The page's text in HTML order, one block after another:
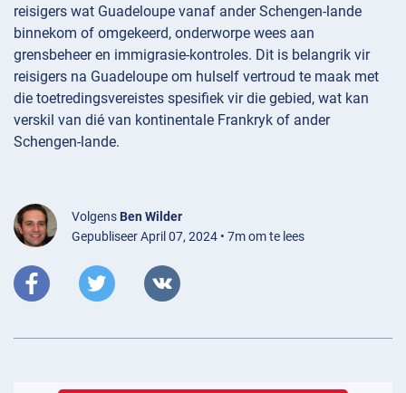
reisigers wat Guadeloupe vanaf ander Schengen-lande
binnekom of omgekeerd, onderworpe wees aan
grensbeheer en immigrasie-kontroles. Dit is belangrik vir
reisigers na Guadeloupe om hulself vertroud te maak met
die toetredingsvereistes spesifiek vir die gebied, wat kan
verskil van dié van kontinentale Frankryk of ander
Schengen-lande.
Volgens Ben Wilder
Gepubliseer April 07, 2024 • 7m om te lees